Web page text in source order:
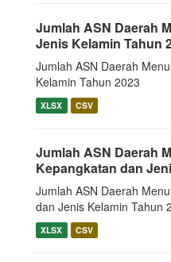
Jumlah ASN Daerah
Jenis Kelamin Tahun
Jumlah ASN Daerah
Kelamin Tahun 2023
XLSX CSV
Jumlah ASN Daerah
Kepangkatan dan
Jumlah ASN Daerah
dan Jenis Kelamin Tahun
XLSX CSV